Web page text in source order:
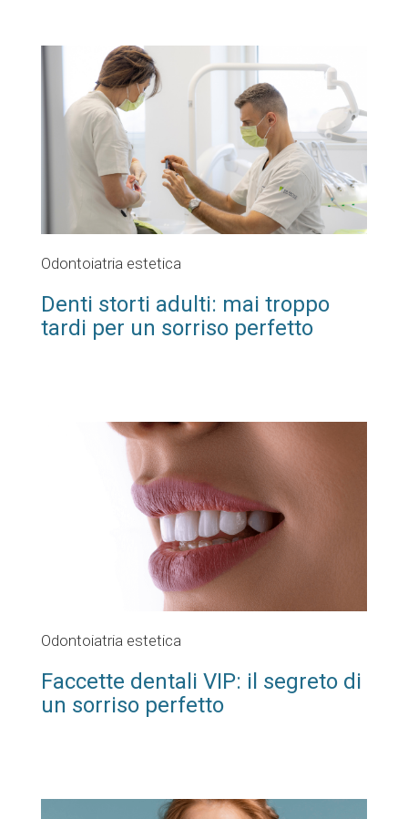
Odontoiatria estetica
Denti storti adulti: mai troppo
tardi per un sorriso perfetto
Odontoiatria estetica
Faccette dentali VIP: il segreto di
un sorriso perfetto